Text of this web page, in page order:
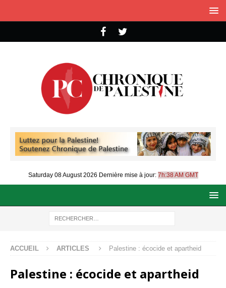
Saturday 08 August 2026 Dernière mise à jour: 7h:38 AM GMT
ACCUEIL ARTICLES Palestine : écocide et apartheid
Palestine : écocide et apartheid